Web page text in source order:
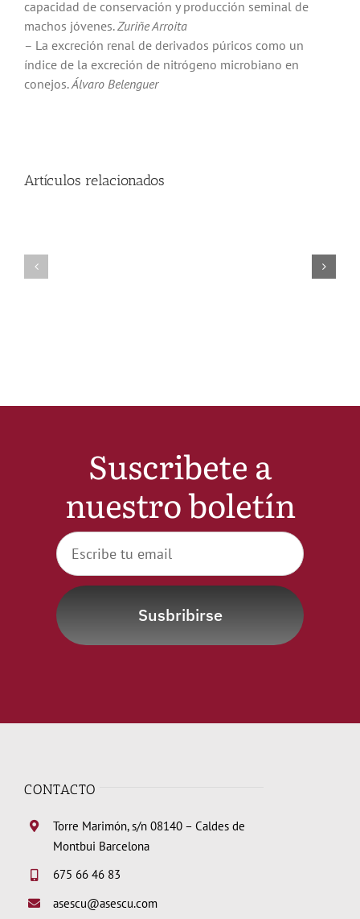
capacidad de conservación y producción seminal de
machos jóvenes.Zuriñe Arroita
– La excreción renal de derivados púricos como un
índice de la excreción de nitrógeno microbiano en
conejos.Álvaro Belenguer
Artículos relacionados
Suscribete a
nuestro boletín
Susbribirse
CONTACTO
Torre Marimón, s/n 08140 – Caldes de
Montbui Barcelona
675 66 46 83
asescu@asescu.com